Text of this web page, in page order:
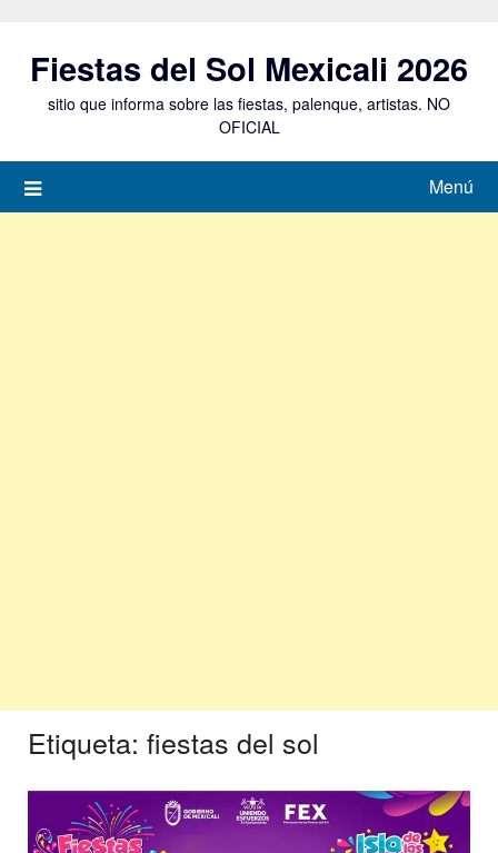
contenido
Fiestas del Sol Mexicali 2026
sitio que informa sobre las fiestas, palenque, artistas. NO
OFICIAL
Menú
Etiqueta: fiestas del sol